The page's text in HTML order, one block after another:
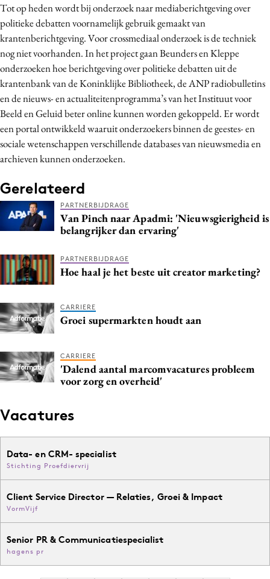
Contentmarketing
Craft
Customer Experience
Data & Insights
Design
Digital transformation
Diversiteit
Effectiviteit
Gedragsverandering
Interne communicatie
Martech
Media
Programmatic
Purpose Marketing
Reputatie & crisis
Tot op heden wordt bij onderzoek naar mediaberichtgeving over
politieke debatten voornamelijk gebruik gemaakt van
krantenberichtgeving. Voor crossmediaal onderzoek is de techniek
nog niet voorhanden. In het project gaan Beunders en Kleppe
onderzoeken hoe berichtgeving over politieke debatten uit de
krantenbank van de Koninklijke Bibliotheek, de ANP radiobulletins
en de nieuws- en actualiteitenprogramma’s van het Instituut voor
Beeld en Geluid beter online kunnen worden gekoppeld. Er wordt
een portal ontwikkeld waaruit onderzoekers binnen de geestes- en
sociale wetenschappen verschillende databases van nieuwsmedia en
archieven kunnen onderzoeken.
Gerelateerd
PARTNERBIJDRAGE
Van Pinch naar Apadmi: 'Nieuwsgierigheid is
belangrijker dan ervaring'
PARTNERBIJDRAGE
Hoe haal je het beste uit creator marketing?
CARRIERE
Groei supermarkten houdt aan
CARRIERE
'Dalend aantal marcomvacatures probleem
voor zorg en overheid'
Vacatures
Data- en CRM- specialist
Stichting Proefdiervrij
Client Service Director — Relaties, Groei & Impact
VormVijf
Senior PR & Communicatiespecialist
hagens pr